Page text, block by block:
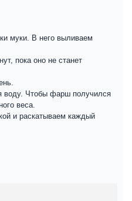
муки. В него выливаем
пока оно не станет
воду. Чтобы фарш получился
веса.
и раскатываем каждый